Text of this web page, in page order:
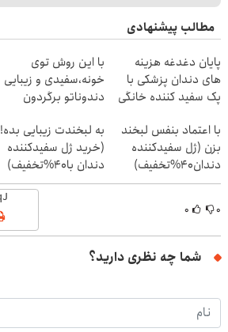
مطالب پیشنهادی
پایان دغدغه هزینه
های دندان پزشکی با
پک سفید کننده خانگی
با این روش توی
خونه،سفیدی و زیبایی
دندوناتو برگردون
با اعتماد بنفس لبخند
بزن (ژل سفیدکننده
دندان40%تخفیف)
به لبخندت زیبایی بده!
(خرید ژل سفیدکننده
دندان با40%تخفیف)
۰ ۰
شما چه نظری دارید؟